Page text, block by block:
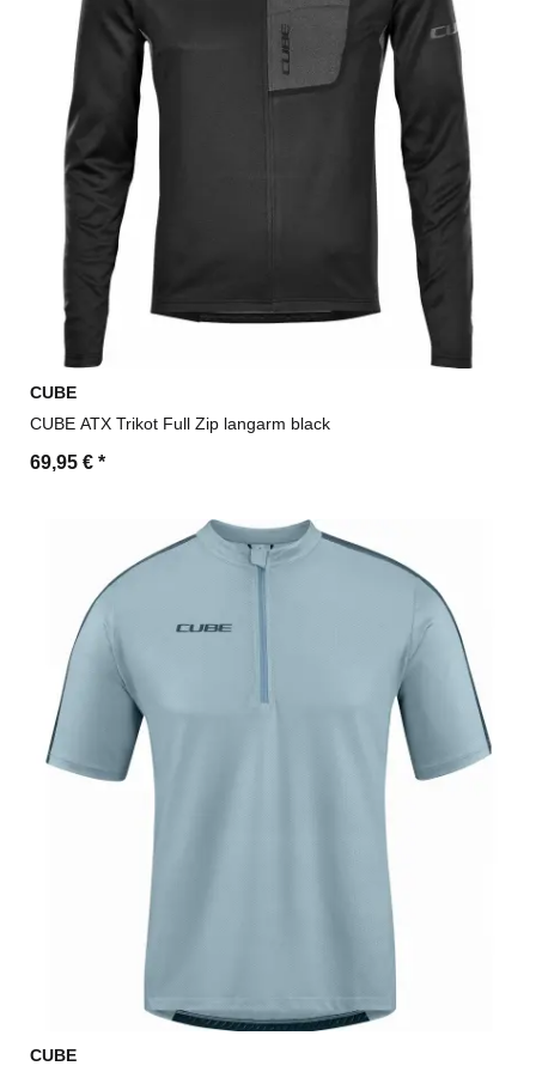
CUBE
CUBE ATX Trikot Full Zip langarm black
69,95 € *
CUBE